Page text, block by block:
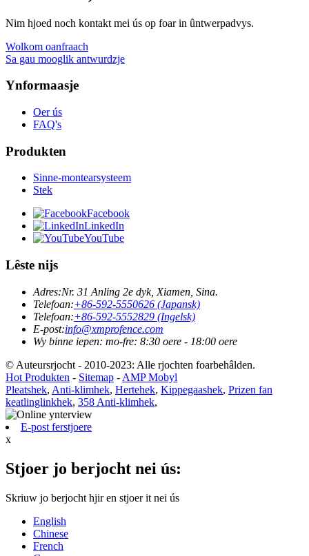
Nim hjoed noch kontakt mei ús op foar in ûntwerpadvys.
Wolkom oanfraach
Sa gau mooglik antwurdzje
Ynformaasje
Oer ús
FAQ's
Produkten
Sinne-montearsysteem
Stek
Facebook
LinkedIn
YouTube
Lêste nijs
Adres:Nr. 31 Anling 2e dyk, Xiamen, Sina.
Telefoan:+86-592-5550626 (Japansk)
Telefoan:+86-592-5552829 (Ingelsk)
E-post:info@xmprofence.com
Wy binne iepen: mo-fre: 8:30 oere - 18:00 oere
© Auteursrjocht - 2010-2023: Alle rjochten foarbehâlden.
Hot Produkten - Sitemap - AMP Mobyl
Pleatshek, Anti-klimhek, Hertehek, Kippegaashek, Prizen fan
keatlinglinkhek, 358 Anti-klimhek,
E-post ferstjoere
x
Stjoer jo berjocht nei ús:
Skriuw jo berjocht hjir en stjoer it nei ús
English
Chinese
French